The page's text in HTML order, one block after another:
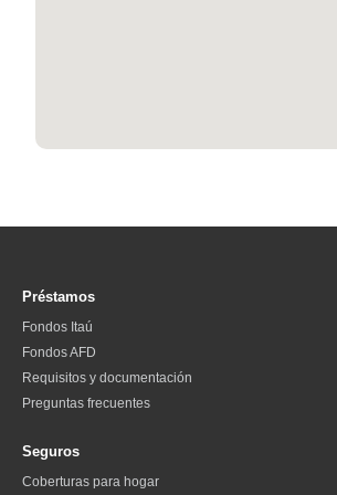
Préstamos
Fondos Itaú
Fondos AFD
Requisitos y documentación
Preguntas frecuentes
Seguros
Coberturas para hogar